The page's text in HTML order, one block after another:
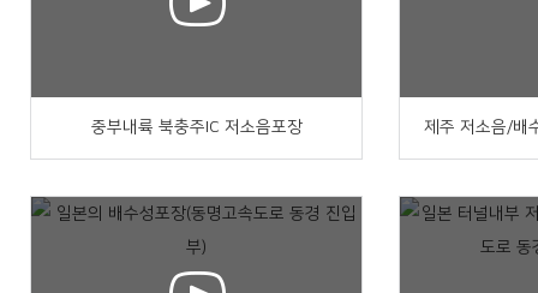
중부내륙 북충주IC 저소음포장